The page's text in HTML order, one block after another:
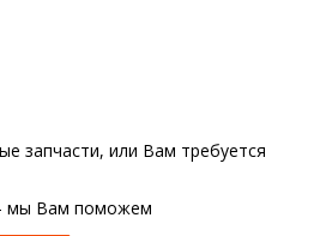
запчасти, или Вам требуется
мы Вам поможем